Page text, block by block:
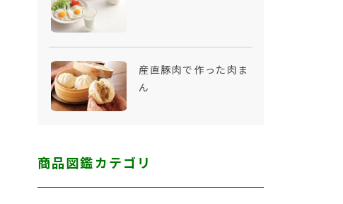
産直豚肉で作った肉ま
ん
商品図鑑カテゴリ